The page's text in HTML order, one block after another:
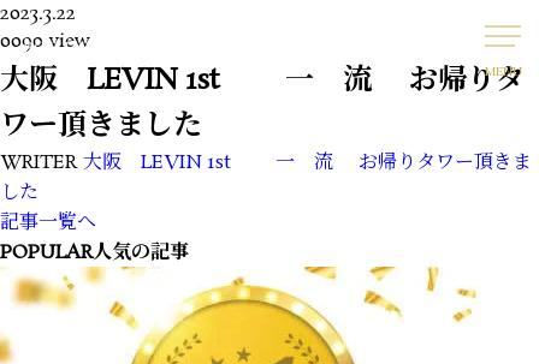
MENU
2023.3.22
0090 view
大阪 LEVIN 1st 一 流 お帰りタ
ワー頂きました
WRITER 大阪 LEVIN 1st 一 流 お帰りタワー頂きま
した
記事一覧へ
POPULAR人気の記事